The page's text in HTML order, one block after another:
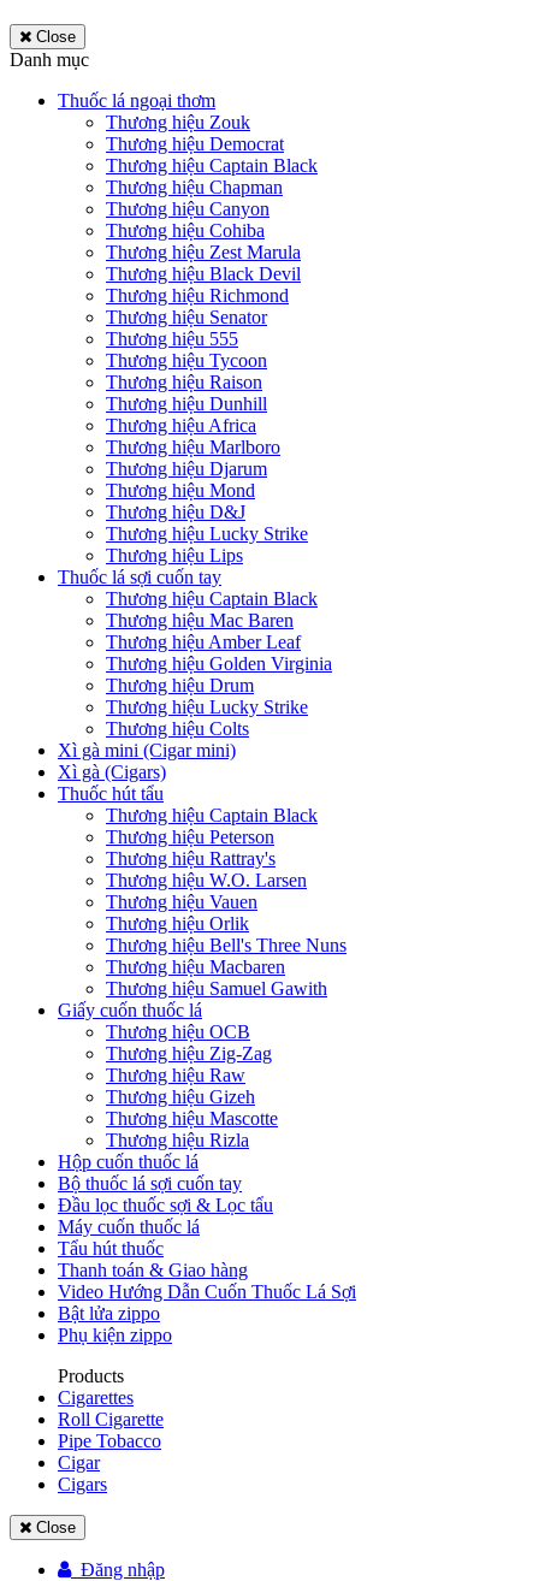
Close
Danh mục
Thuốc lá ngoại thơm
Thương hiệu Zouk
Thương hiệu Democrat
Thương hiệu Captain Black
Thương hiệu Chapman
Thương hiệu Canyon
Thương hiệu Cohiba
Thương hiệu Zest Marula
Thương hiệu Black Devil
Thương hiệu Richmond
Thương hiệu Senator
Thương hiệu 555
Thương hiệu Tycoon
Thương hiệu Raison
Thương hiệu Dunhill
Thương hiệu Africa
Thương hiệu Marlboro
Thương hiệu Djarum
Thương hiệu Mond
Thương hiệu D&J
Thương hiệu Lucky Strike
Thương hiệu Lips
Thuốc lá sợi cuốn tay
Thương hiệu Captain Black
Thương hiệu Mac Baren
Thương hiệu Amber Leaf
Thương hiệu Golden Virginia
Thương hiệu Drum
Thương hiệu Lucky Strike
Thương hiệu Colts
Xì gà mini (Cigar mini)
Xì gà (Cigars)
Thuốc hút tẩu
Thương hiệu Captain Black
Thương hiệu Peterson
Thương hiệu Rattray's
Thương hiệu W.O. Larsen
Thương hiệu Vauen
Thương hiệu Orlik
Thương hiệu Bell's Three Nuns
Thương hiệu Macbaren
Thương hiệu Samuel Gawith
Giấy cuốn thuốc lá
Thương hiệu OCB
Thương hiệu Zig-Zag
Thương hiệu Raw
Thương hiệu Gizeh
Thương hiệu Mascotte
Thương hiệu Rizla
Hộp cuốn thuốc lá
Bộ thuốc lá sợi cuốn tay
Đầu lọc thuốc sợi & Lọc tẩu
Máy cuốn thuốc lá
Tẩu hút thuốc
Thanh toán & Giao hàng
Video Hướng Dẫn Cuốn Thuốc Lá Sợi
Bật lửa zippo
Phụ kiện zippo
Products
Cigarettes
Roll Cigarette
Pipe Tobacco
Cigar
Cigars
Close
Đăng nhập